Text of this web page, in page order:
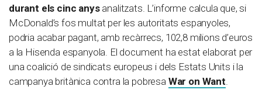
durant els cinc anysanalitzats. L’informe calcula que, si
McDonald’s fos multat per les autoritats espanyoles,
podria acabar pagant, amb recàrrecs, 102,8 milions d’euros
a la Hisenda espanyola. El document ha estat elaborat per
una coalició de sindicats europeus i dels Estats Units i la
campanya britànica contra la pobresa War on Want